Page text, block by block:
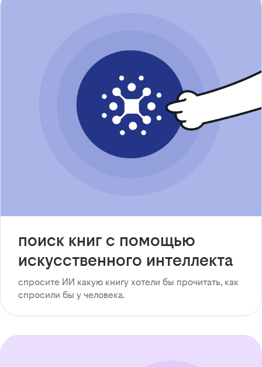
поиск книг с помощью
искусственного интеллекта
спросите ИИ какую книгу хотели бы прочитать, как
спросили бы у человека.